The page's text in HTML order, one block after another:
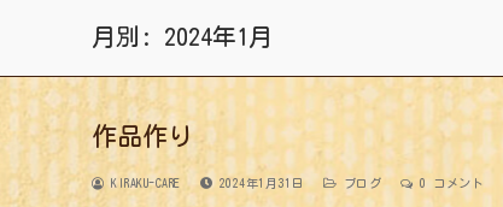
月別: 2024年1月
作品作り
KIRAKU-CARE 2024年1月31日 ブログ 0 コメント